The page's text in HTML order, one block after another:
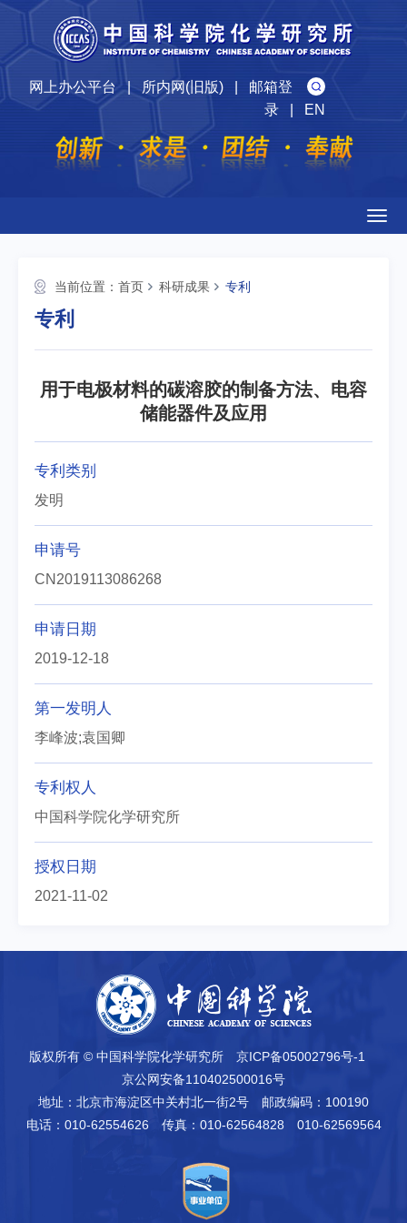
网上办公平台|所内网(旧版)| 邮箱登
录| EN
当前位置： 首页 科研成果 专利
专利
用于电极材料的碳溶胶的制备方法、电容
储能器件及应用
专利类别
发明
申请号
CN2019113086268
申请日期
2019-12-18
第一发明人
李峰波;袁国卿
专利权人
中国科学院化学研究所
授权日期
2021-11-02
版权所有 © 中国科学院化学研究所
京ICP备05002796号-1
京公网安备110402500016号
地址：北京市海淀区中关村北一街2号
邮政编码：100190
电话：010-62554626
传真：010-62564828 010-62569564